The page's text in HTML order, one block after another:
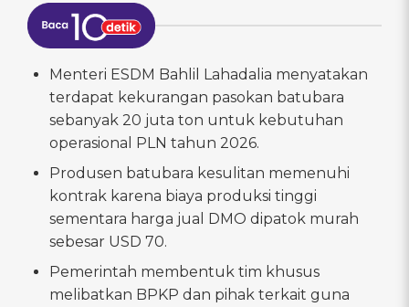
Menteri ESDM Bahlil Lahadalia menyatakan
terdapat kekurangan pasokan batubara
sebanyak 20 juta ton untuk kebutuhan
operasional PLN tahun 2026.
Produsen batubara kesulitan memenuhi
kontrak karena biaya produksi tinggi
sementara harga jual DMO dipatok murah
sebesar USD 70.
Pemerintah membentuk tim khusus
melibatkan BPKP dan pihak terkait guna